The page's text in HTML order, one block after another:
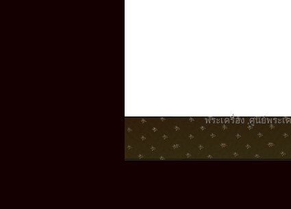
พระเครื่อง ,ศูนย์พระเ